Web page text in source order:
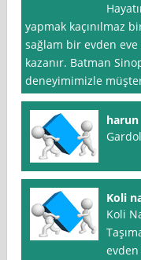
yapmak kaçınılmaz
sağlam bir evden eve
kazanır. Batman
deneyimimizle
harun
Koli
Koli